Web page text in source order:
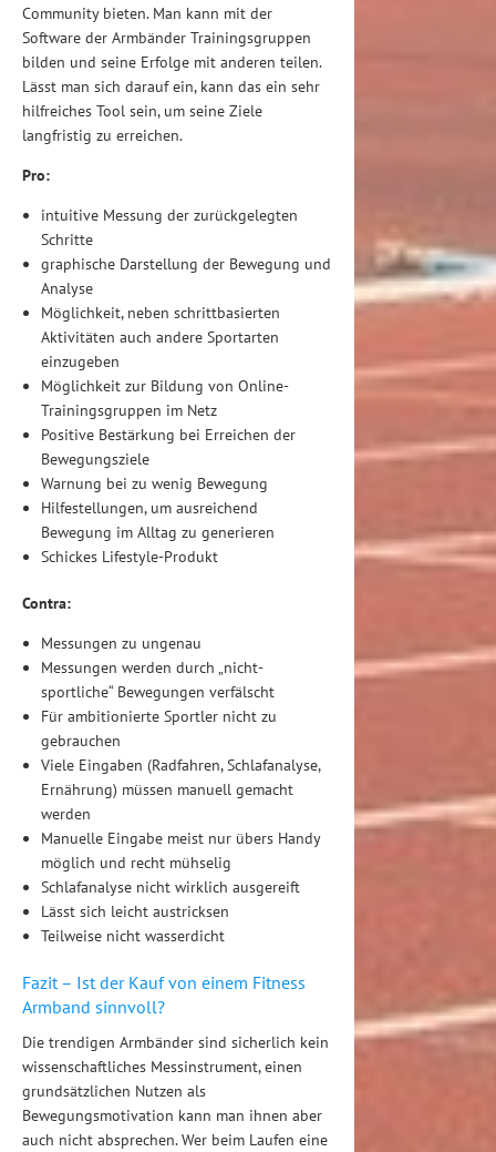
Community bieten. Man kann mit der
Software der Armbänder Trainingsgruppen
bilden und seine Erfolge mit anderen teilen.
Lässt man sich darauf ein, kann das ein sehr
hilfreiches Tool sein, um seine Ziele
langfristig zu erreichen.
Pro:
intuitive Messung der zurückgelegten
Schritte
graphische Darstellung der Bewegung und
Analyse
Möglichkeit, neben schrittbasierten
Aktivitäten auch andere Sportarten
einzugeben
Möglichkeit zur Bildung von Online-
Trainingsgruppen im Netz
Positive Bestärkung bei Erreichen der
Bewegungsziele
Warnung bei zu wenig Bewegung
Hilfestellungen, um ausreichend
Bewegung im Alltag zu generieren
Schickes Lifestyle-Produkt
Contra:
Messungen zu ungenau
Messungen werden durch „nicht-
sportliche“ Bewegungen verfälscht
Für ambitionierte Sportler nicht zu
gebrauchen
Viele Eingaben (Radfahren, Schlafanalyse,
Ernährung) müssen manuell gemacht
werden
Manuelle Eingabe meist nur übers Handy
möglich und recht mühselig
Schlafanalyse nicht wirklich ausgereift
Lässt sich leicht austricksen
Teilweise nicht wasserdicht
Fazit – Ist der Kauf von einem Fitness
Armband sinnvoll?
Die trendigen Armbänder sind sicherlich kein
wissenschaftliches Messinstrument, einen
grundsätzlichen Nutzen als
Bewegungsmotivation kann man ihnen aber
auch nicht absprechen. Wer beim Laufen eine